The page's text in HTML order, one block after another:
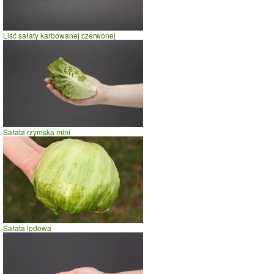
spacer
prowadzenie samochodu
Liść sałaty karbowanej czerwonej
Sałata rzymska mini
Sałata lodowa